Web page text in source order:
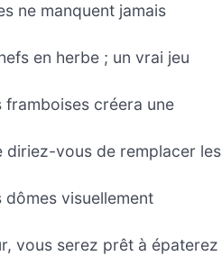
ne manquent jamais
en herbe ; un vrai jeu
framboises créera une
diriez-vous de remplacer les
visuellement
vous serez prêt à épaterez